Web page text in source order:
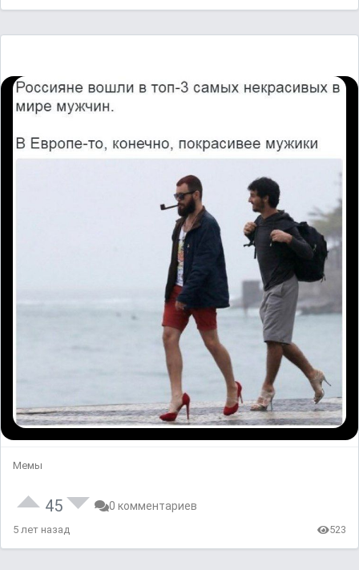
Мемы
45 0 комментариев
5 лет назад 523